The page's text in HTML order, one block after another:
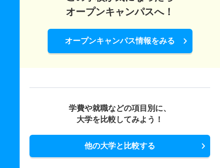
オープンキャンパスへ！
オープンキャンパス情報をみる
学費や就職などの項目別に、
大学を比較してみよう！
他の大学と比較する